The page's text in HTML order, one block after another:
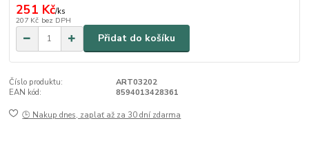
251 Kč/ks
207 Kč bez DPH
Přidat do košíku
Číslo produktu:
ART03202
EAN kód:
8594013428361
🕒 Nakup dnes, zaplať až za 30 dní zdarma